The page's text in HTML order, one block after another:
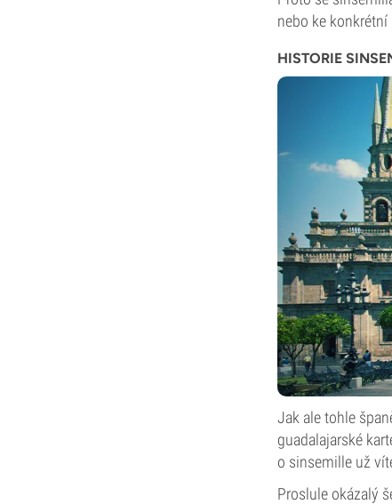
nebo ke
HISTORIE
Jak ale tohle
guadalajarské
o sinsemille už
Proslule okázalý